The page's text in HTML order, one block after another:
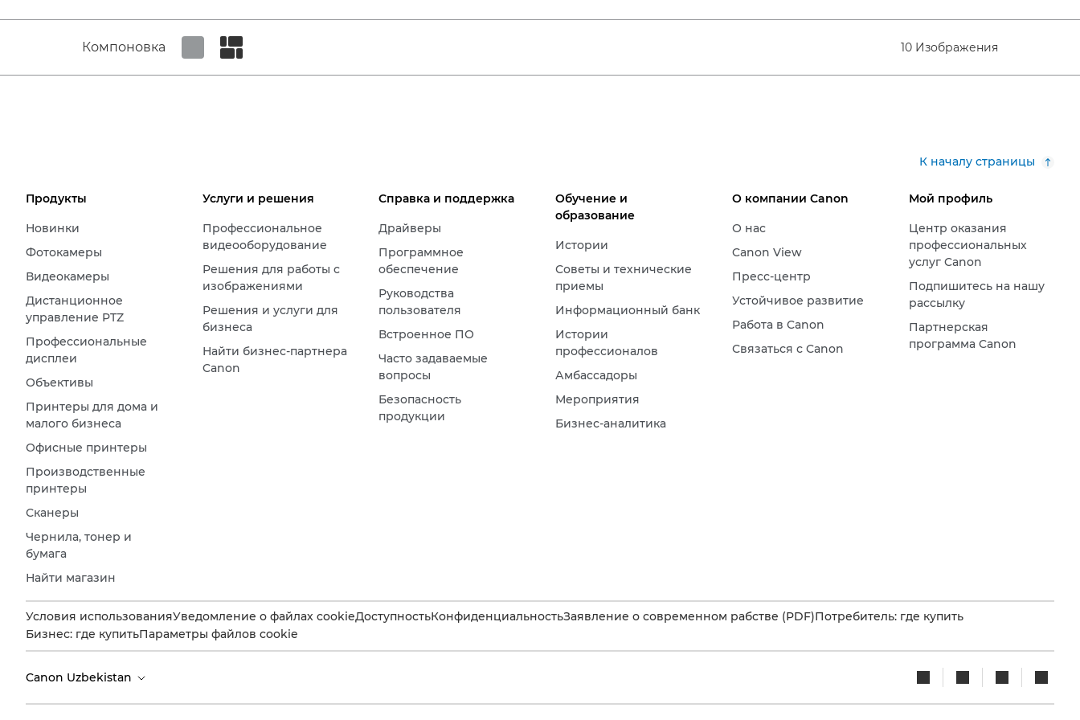
Компоновка 10 Изображения
К началу страницы
Продукты
Новинки
Фотокамеры
Видеокамеры
Дистанционное
управление PTZ
Профессиональные
дисплеи
Объективы
Принтеры для дома и
малого бизнеса
Офисные принтеры
Производственные
принтеры
Сканеры
Чернила, тонер и
бумага
Найти магазин
Услуги и решения
Профессиональное
видеооборудование
Решения для работы с
изображениями
Решения и услуги для
бизнеса
Найти бизнес-партнера
Canon
Справка и поддержка
Драйверы
Программное
обеспечение
Руководства
пользователя
Встроенное ПО
Часто задаваемые
вопросы
Безопасность
продукции
Обучение и
образование
Истории
Советы и технические
приемы
Информационный банк
Истории
профессионалов
Амбассадоры
Мероприятия
Бизнес-аналитика
О компании Canon
О нас
Canon View
Пресс-центр
Устойчивое развитие
Работа в Canon
Связаться с Canon
Мой профиль
Центр оказания
профессиональных
услуг Canon
Подпишитесь на нашу
рассылку
Партнерская
программа Canon
Условия использованияУведомление о файлах cookieДоступностьКонфиденциальностьЗаявление о современном рабстве (PDF)Потребитель: где купить
Бизнес: где купитьПараметры файлов cookie
Canon Uzbekistan